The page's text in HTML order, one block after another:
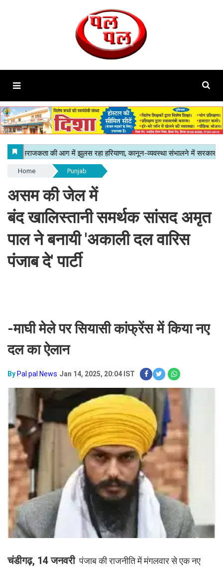
Home Punjab
असम की जेल में
बंद खालिस्तानी समर्थक सांसद अमृत
पाल ने बनायी 'अकाली दल वारिस
पंजाब दे' पार्टी
-माघी मेले पर सियासी कांफ्रेंस में किया नए
दल का ऐलान
By Pal pal News Jan 14, 2025, 20:04 IST
चंडीगढ़, 14 जनवरीपंजाब की राजनीति में मंगलवार से एक नए